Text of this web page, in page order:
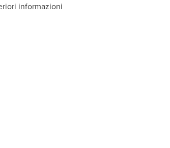
informazioni